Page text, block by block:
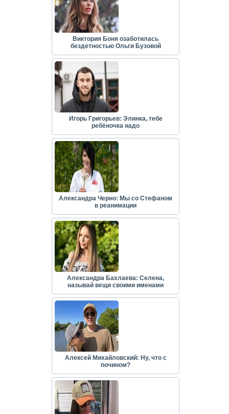
Виктория Боня озаботилась
бездетностью Ольги Бузовой
Игорь Григорьев: Элинка, тебе
ребёночка надо
Александра Черно: Мы со Стефаном
в реанимации
Александра Бахлаева: Селена,
называй вещи своими именами
Алексей Михайловский: Ну, что с
почином?